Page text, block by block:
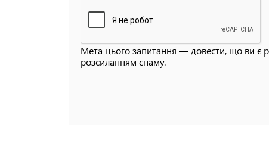
Мета цього запитання — довести, що ви є
розсиланням спаму.